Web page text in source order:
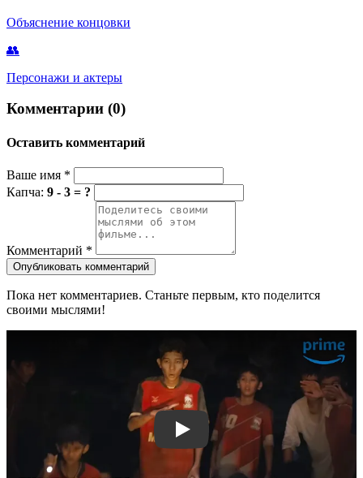
Объяснение концовки
👥
Персонажи и актеры
Комментарии (0)
Оставить комментарий
Ваше имя *
Капча: 9 - 3 = ?
Комментарий *
Опубликовать комментарий
Пока нет комментариев. Станьте первым, кто поделится
своими мыслями!
Смотреть трейлер